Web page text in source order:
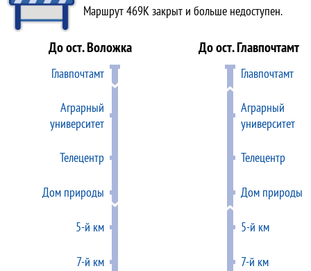
Маршрут 469К закрыт и больше недоступен.
До ост. Воложка
Главпочтамт
Аграрный
университет
Телецентр
Дом природы
5-й км
7-й км
До ост. Главпочтамт
Главпочтамт
Аграрный
университет
Телецентр
Дом природы
5-й км
7-й км